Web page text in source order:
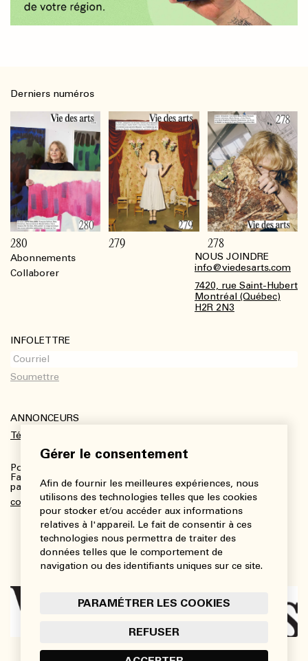
Gérer le consentement
Afin de fournir les meilleures expériences, nous
utilisons des technologies telles que les cookies
pour stocker et/ou accéder aux informations
relatives à l'appareil. Le fait de consentir à ces
technologies nous permettra de traiter des
données telles que le comportement de
navigation ou des identifiants uniques sur ce site.
PARAMÉTRER LES COOKIES
REFUSER
Abonnements
Collaborer
NOUS JOINDRE
info@viedesarts.com
7420, rue Saint-Hubert
Montréal (Québec)
H2R 2N3
INFOLETTRE
ANNONCEURS
Télécharger le kit média
Pour plus de renseignements :
Fanny Charbonneau, Responsable des communications,
partenariats et publicités
communications@viedesarts.com
Derniers numéros
280 279 278